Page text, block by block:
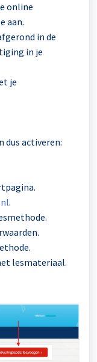
online
aan.
in de
in je
je
dus activeren:
.
lesmateriaal.